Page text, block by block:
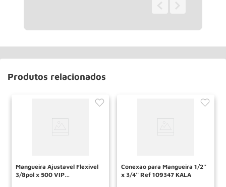
Produtos relacionados
Mangueira Ajustavel Flexivel
3/8pol x 500 VIP
Conexao para Mangueira 1/2''
x 3/4'' Ref 109347 KALA